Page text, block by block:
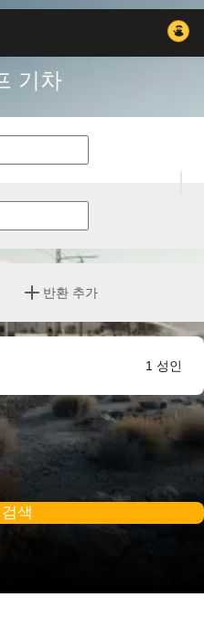
기차
반환 추가
1 성인
색